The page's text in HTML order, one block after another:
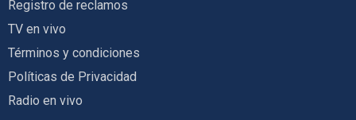
Registro de reclamos
TV en vivo
Términos y condiciones
Políticas de Privacidad
Radio en vivo